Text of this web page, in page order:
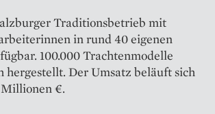
Traditionsbetrieb mit
in rund 40 eigenen
100.000 Trachtenmodelle
hergestellt. Der Umsatz beläuft sich
€.